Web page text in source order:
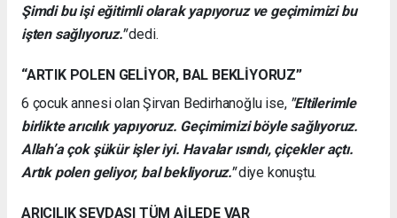
Şimdi bu işi eğitimli olarak yapıyoruz ve geçimimizi bu
işten sağlıyoruz."dedi.
“ARTIK POLEN GELİYOR, BAL BEKLİYORUZ”
6 çocuk annesi olan Şirvan Bedirhanoğlu ise, "Eltilerimle
birlikte arıcılık yapıyoruz. Geçimimizi böyle sağlıyoruz.
Allah’a çok şükür işler iyi. Havalar ısındı, çiçekler açtı.
Artık polen geliyor, bal bekliyoruz."diye konuştu.
ARICILIK SEVDASI TÜM AİLEDE VAR